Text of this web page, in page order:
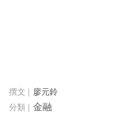
廖元鈴
金融